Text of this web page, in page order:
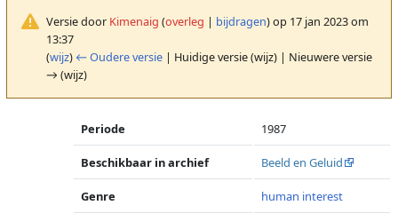
Versie door Kimenaig (overleg | bijdragen)op 17 jan 2023 om
13:37
(wijz) ← Oudere versie| Huidige versie (wijz) | Nieuwere versie
→ (wijz)
Periode 1987
Beschikbaar in archief Beeld en Geluid
Genre human interest